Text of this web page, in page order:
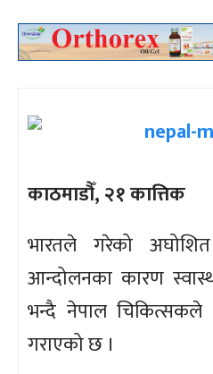
काठमाडौँ, २१ कात्तिक
भारतले गरेको
आन्दोलनका कारण
भन्दै नेपाल चिकित्सकले
गराएको छ ।